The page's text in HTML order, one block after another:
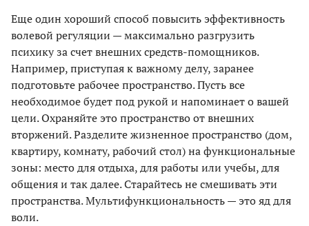
Еще один хороший способ повысить эффективность
волевой регуляции — максимально разгрузить
психику за счет внешних средств-помощников.
Например, приступая к важному делу, заранее
подготовьте рабочее пространство. Пусть все
необходимое будет под рукой и напоминает о вашей
цели. Охраняйте это пространство от внешних
вторжений. Разделите жизненное пространство (дом,
квартиру, комнату, рабочий стол) на функциональные
зоны: место для отдыха, для работы или учебы, для
общения и так далее. Старайтесь не смешивать эти
пространства. Мультифункциональность — это яд для
воли.